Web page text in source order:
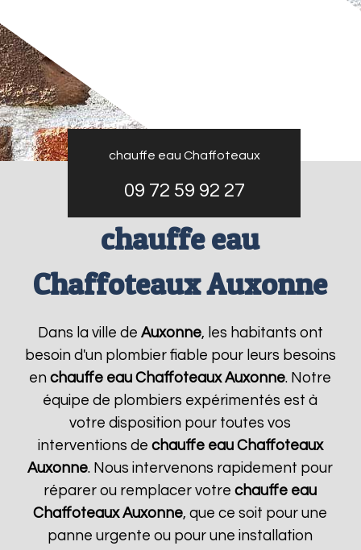
chauffe eau Chaffoteaux
09 72 59 92 27
chauffe eau
Chaffoteaux Auxonne
Dans la ville de Auxonne, les habitants ont
besoin d'un plombier fiable pour leurs besoins
enchauffe eau Chaffoteaux Auxonne. Notre
équipe de plombiers expérimentés est à
votre disposition pour toutes vos
interventions de chauffe eau Chaffoteaux
Auxonne. Nous intervenons rapidement pour
réparer ou remplacer votrechauffe eau
Chaffoteaux Auxonne, que ce soit pour une
panne urgente ou pour une installation